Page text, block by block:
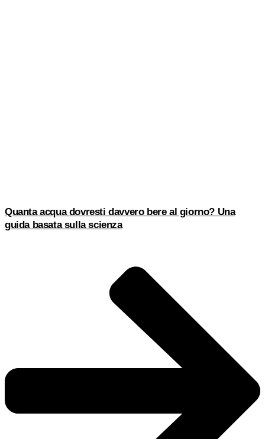
Quanta acqua dovresti davvero bere al giorno? Una
guida basata sulla scienza